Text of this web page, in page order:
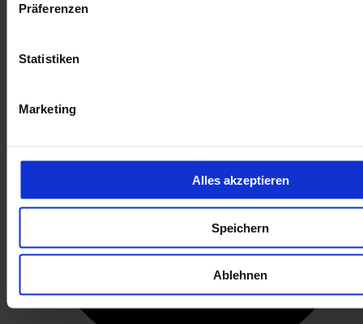
Präferenzen
Statistiken
Marketing
Alles akzeptieren
Speichern
Ablehnen